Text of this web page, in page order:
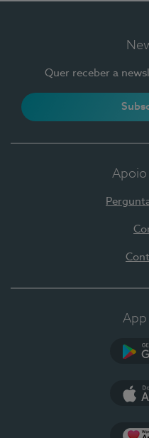
Quer receber a
Apoio
App